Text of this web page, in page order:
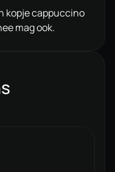
kopje cappuccino
mag ook.